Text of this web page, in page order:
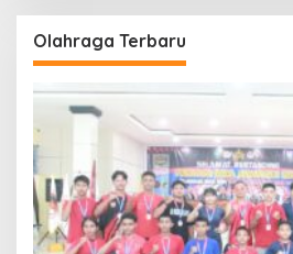
Olahraga Terbaru